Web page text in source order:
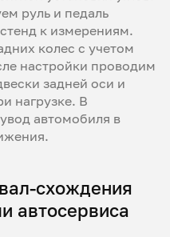
руль и педаль
к измерениям.
колес с учетом
настройки проводим
задней оси и
нагрузке. В
автомобиля в
схождения
автосервиса